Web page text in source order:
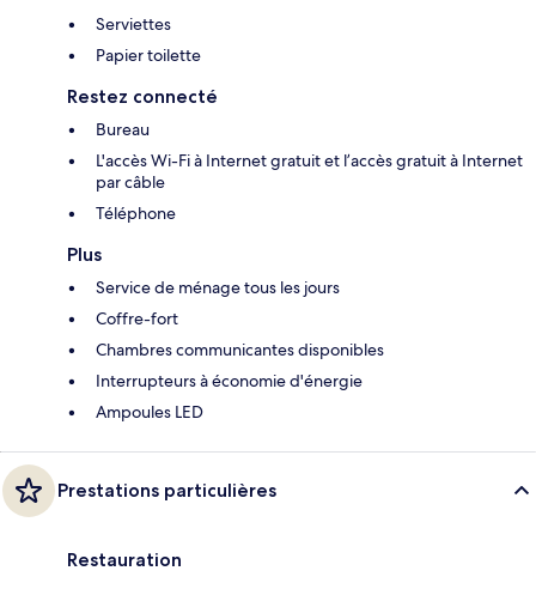
Serviettes
Papier toilette
Restez connecté
Bureau
L'accès Wi-Fi à Internet gratuit et l’accès gratuit à Internet
par câble
Téléphone
Plus
Service de ménage tous les jours
Coffre-fort
Chambres communicantes disponibles
Interrupteurs à économie d'énergie
Ampoules LED
Prestations particulières
Restauration